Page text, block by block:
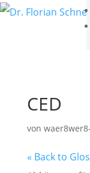
CED
von
« Back to